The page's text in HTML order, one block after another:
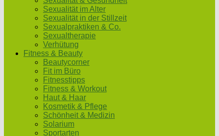
Sexualität im Alter
Sexualität in der Stillzeit
Sexualpraktiken & Co.
Sexualtherapie
Verhütung
Fitness & Beauty
Beautycorner
Fit im Büro
Fitnesstipps
Fitness & Workout
Haut & Haar
Kosmetik & Pflege
Schönheit & Medizin
Solarium
Sportarten